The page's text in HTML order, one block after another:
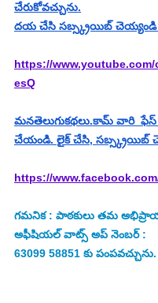
చేరుకోవచ్చును.
దయ చేసి సబ్స్క్రయిబ్ చెయ్యండి (
https://www.youtube.com/
esQ
మనతెలుగుకథలు.కామ్ వారి  ఫేస్
చేయండి. లైక్ చేసి, సబ్స్క్రయిబ్
https://
గమనిక : పాఠకులు తమ
అఫీషియల్ వాట్స్ అప్ నెంబర్ :
63099 58851 కు పంపవచ్చును.